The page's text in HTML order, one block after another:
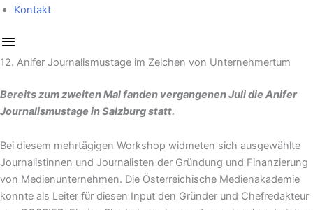
Kontakt
12. Anifer Journalismustage im Zeichen von Unternehmertum
Bereits zum zweiten Mal fanden vergangenen Juli die Anifer
Journalismustage in Salzburg statt.
Bei diesem mehrtägigen Workshop widmeten sich ausgewählte
Journalistinnen und Journalisten der Gründung und Finanzierung
von Medienunternehmen. Die Österreichische Medienakademie
konnte als Leiter für diesen Input den Gründer und Chefredakteur